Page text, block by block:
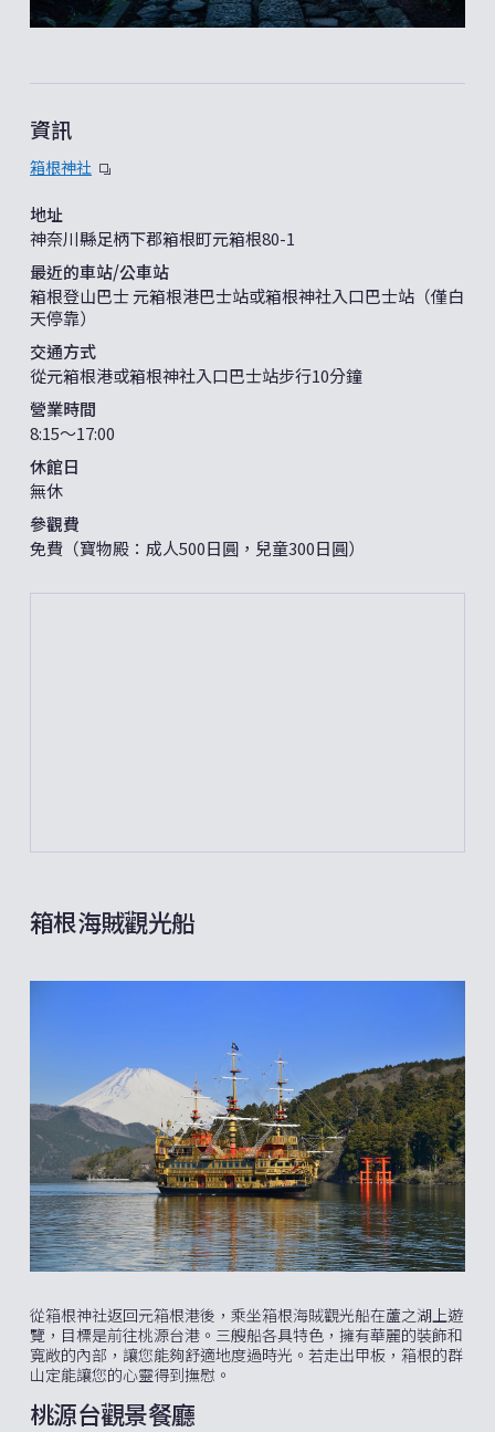
資訊
箱根神社
地址
神奈川縣足柄下郡箱根町元箱根80-1
最近的車站/公車站
箱根登山巴士 元箱根港巴士站或箱根神社入口巴士站（僅白
天停靠）
交通方式
從元箱根港或箱根神社入口巴士站步行10分鐘
營業時間
8:15～17:00
休館日
無休
參觀費
免費（寶物殿：成人500日圓，兒童300日圓）
箱根海賊觀光船
從箱根神社返回元箱根港後，乘坐箱根海賊觀光船在蘆之湖上遊
覽，目標是前往桃源台港。三艘船各具特色，擁有華麗的裝飾和
寬敞的內部，讓您能夠舒適地度過時光。若走出甲板，箱根的群
山定能讓您的心靈得到撫慰。
桃源台觀景餐廳